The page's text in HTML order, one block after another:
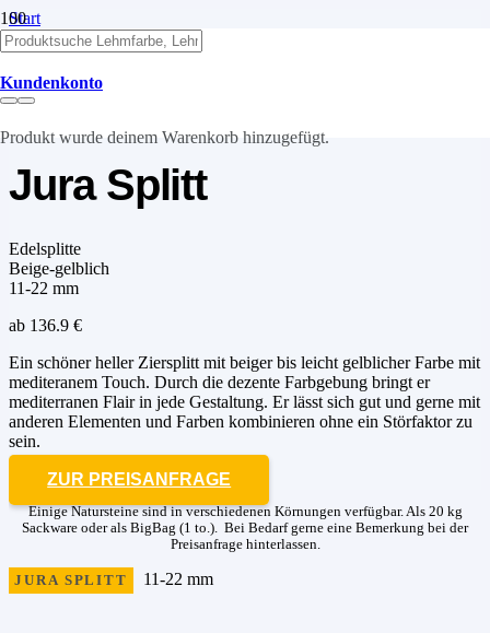
Kundenkonto
Produkt wurde deinem Warenkorb hinzugefügt.
Start
Natursteine
Edelsplitte
Jura Splitt
Jura Splitt
Edelsplitte
Beige-gelblich
11-22 mm
ab 136.9 €
Ein schöner heller Ziersplitt mit beiger bis leicht gelblicher Farbe mit
mediteranem Touch. Durch die dezente Farbgebung bringt er
mediterranen Flair in jede Gestaltung. Er lässt sich gut und gerne mit
anderen Elementen und Farben kombinieren ohne ein Störfaktor zu
sein.
ZUR PREISANFRAGE
Einige Natursteine sind in verschiedenen Körnungen verfügbar. Als 20 kg
Sackware oder als BigBag (1 to.). Bei Bedarf gerne eine Bemerkung bei der
Preisanfrage hinterlassen.
JURA SPLITT 11-22 mm